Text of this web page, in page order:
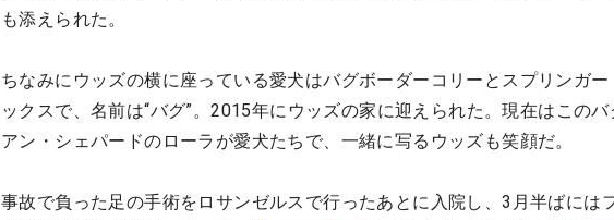
も添えられた。
ちなみにウッズの横に座っている愛犬はバグボーダーコリーとスプリンガー
ックスで、名前は“バグ”。2015年にウッズの家に迎えられた。現在はこのバ
アン・シェパードのローラが愛犬たちで、一緒に写るウッズも笑顔だ。
事故で負った足の手術をロサンゼルスで行ったあとに入院し、3月半ばには